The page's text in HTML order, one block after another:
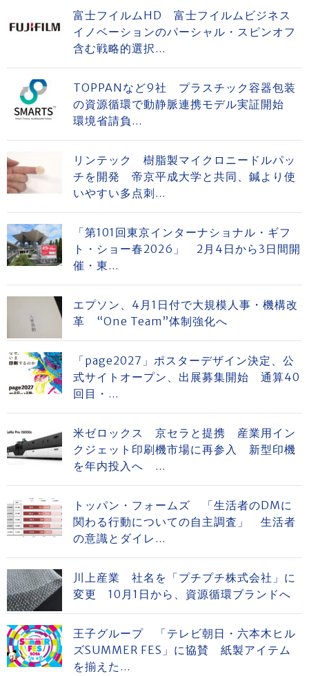
富士フイルムHD 富士フイルムビジネス
イノベーションのパーシャル・スピンオフ
含む戦略的選択...
TOPPANなど9社 プラスチック容器包装
の資源循環で動静脈連携モデル実証開始
環境省請負...
リンテック 樹脂製マイクロニードルパッ
チを開発 帝京平成大学と共同、鍼より使
いやすい多点刺...
「第101回東京インターナショナル・ギフ
ト・ショー春2026」 2月4日から3日間開
催・東...
エプソン、4月1日付で大規模人事・機構改
革 “One Team”体制強化へ
「page2027」ポスターデザイン決定、公
式サイトオープン、出展募集開始 通算40
回目・...
米ゼロックス 京セラと提携 産業用イン
クジェット印刷機市場に再参入 新型印機
を年内投入へ ...
トッパン・フォームズ 「生活者のDMに
関わる行動についての自主調査」 生活者
の意識とダイレ...
川上産業 社名を「プチプチ株式会社」に
変更 10月1日から、資源循環ブランドへ
王子グループ 「テレビ朝日・六本木ヒル
ズSUMMER FES」に協賛 紙製アイテム
を揃えた...